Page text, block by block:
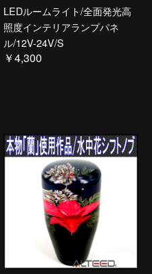
LEDルームライト/全面発光高
照度インテリアランプパネ
ル/12V-24V/S
￥4,300